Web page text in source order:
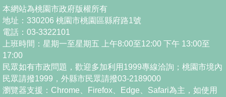
本網站為桃園市政府版權所有
地址：330206 桃園市桃園區縣府路1號
電話：03-3322101
上班時間：星期一至星期五 上午8:00至12:00 下午 13:00至
17:00
民眾如有市政問題，歡迎多加利用1999專線洽詢；桃園市境內
民眾請撥1999，外縣市民眾請撥03-2189000
瀏覽器支援：Chrome、Firefox、Edge、Safari為主，如使用